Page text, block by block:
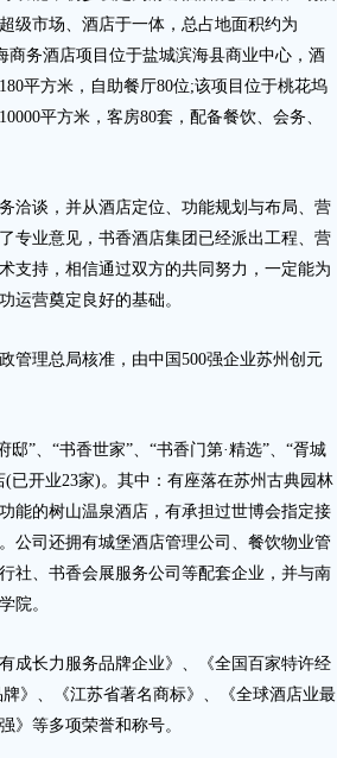
级市场、酒店于一体，总占地面积约为
商务酒店项目位于盐城滨海县商业中心，酒
平方米，自助餐厅80位;该项目位于桃花坞
平方米，客房80套，配备餐饮、会务、
谈，并从酒店定位、功能规划与布局、营
专业意见，书香酒店集团已经派出工程、营
支持，相信通过双方的共同努力，一定能为
运营奠定良好的基础。
理总局核准，由中国500强企业苏州创元
”、“书香世家”、“书香门第·精选”、“胥城
已开业23家)。其中：有座落在苏州古典园林
能的树山温泉酒店，有承担过世博会指定接
公司还拥有城堡酒店管理公司、餐饮物业管
社、书香会展服务公司等配套企业，并与南
院。
长力服务品牌企业》、《全国百家特许经
》、《江苏省著名商标》、《全球酒店业最
》等多项荣誉和称号。